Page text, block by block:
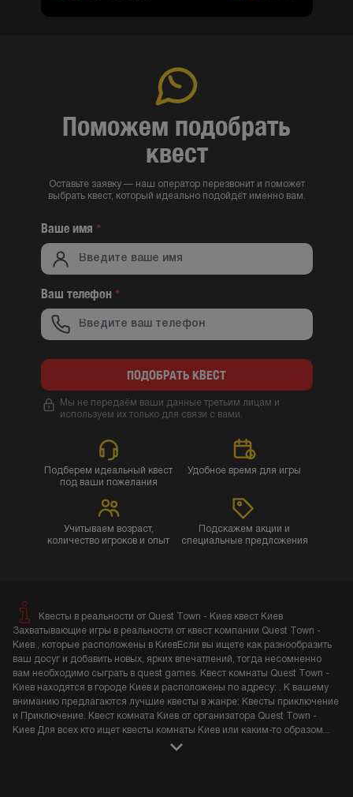
Поможем подобрать
квест
Оставьте заявку — наш оператор перезвонит и поможет
выбрать квест, который идеально подойдёт именно вам.
Ваше имя *
Ваш телефон*
ПОДОБРАТЬ КВЕСТ
Мы не передаём ваши данные третьим лицам и
используем их только для связи с вами.
Подберем идеальный квест
под ваши пожелания
Удобное время для игры
Учитываем возраст,
количество игроков и опыт
Подскажем акции и
специальные предложения
Квесты в реальности от Quest Town - Киев квест Киев
Захватывающие игры в реальности от квест компании Quest Town -
Киев , которые расположены в КиевЕсли вы ищете как разнообразить
ваш досуг и добавить новых, ярких впечатлений, тогда несомненно
вам необходимо сыграть в quest games. Квест комнаты Quest Town -
Киев находятся в городе Киев и расположены по адресу: . К вашему
вниманию предлагаются лучшие квесты в жанре: Квесты приключение
и Приключение. Квест комната Киев от организатора Quest Town -
Киев Для всех кто ищет квесты комнаты Киев или каким-то образом